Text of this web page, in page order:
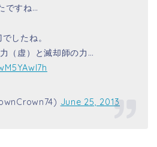
ですね…
したね。
（虚）と滅却師の力…
June 25, 2013